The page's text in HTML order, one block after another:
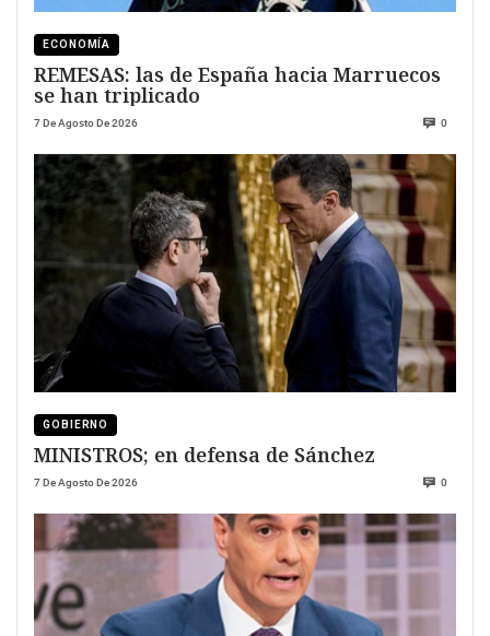
ECONOMÍA
REMESAS: las de España hacia Marruecos
se han triplicado
7 De Agosto De 2026 0
GOBIERNO
MINISTROS; en defensa de Sánchez
7 De Agosto De 2026 0